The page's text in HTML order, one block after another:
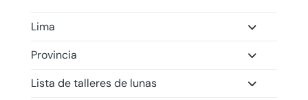
Lima
Provincia
Lista de talleres de lunas